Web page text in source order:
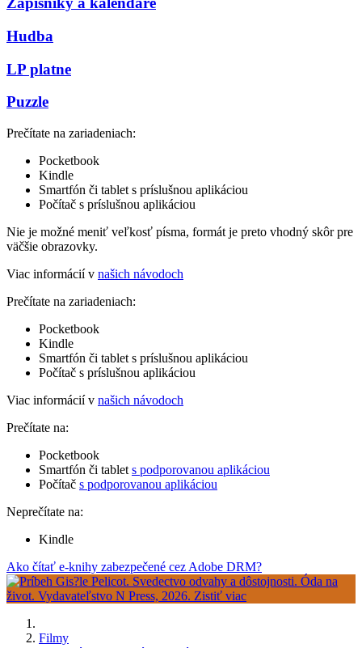
Hudba
LP platne
Puzzle
Prečítate na zariadeniach:
Pocketbook
Kindle
Smartfón či tablet s príslušnou aplikáciou
Počítač s príslušnou aplikáciou
Nie je možné meniť veľkosť písma, formát je preto vhodný skôr pre
väčšie obrazovky.
Viac informácií v našich návodoch
Prečítate na zariadeniach:
Pocketbook
Kindle
Smartfón či tablet s príslušnou aplikáciou
Počítač s príslušnou aplikáciou
Viac informácií v našich návodoch
Prečítate na:
Pocketbook
Smartfón či tablet s podporovanou aplikáciou
Počítač s podporovanou aplikáciou
Neprečítate na:
Kindle
Ako čítať e-knihy zabezpečené cez Adobe DRM?
Filmy